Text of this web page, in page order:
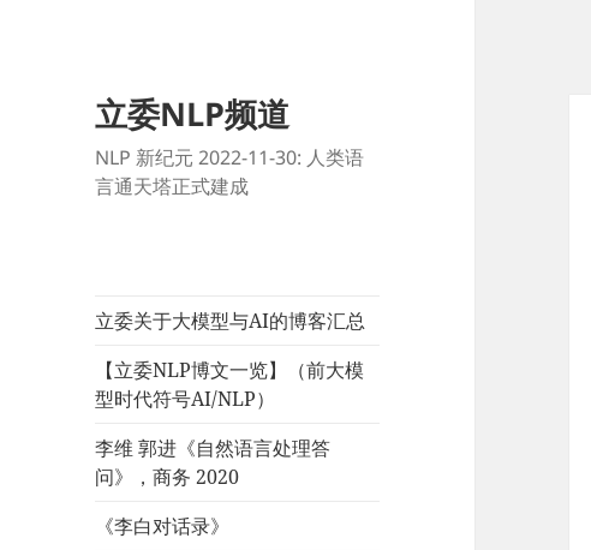
立委NLP频道
NLP 新纪元 2022-11-30: 人类语
言通天塔正式建成
立委关于大模型与AI的博客汇总
【立委NLP博文一览】（前大模
型时代符号AI/NLP）
李维 郭进《自然语言处理答
问》，商务 2020
《李白对话录》